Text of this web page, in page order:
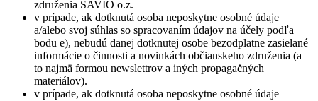
združenia SAVIO o.z.
v prípade, ak dotknutá osoba neposkytne osobné údaje
a/alebo svoj súhlas so spracovaním údajov na účely podľa
bodu e), nebudú danej dotknutej osobe bezodplatne zasielané
informácie o činnosti a novinkách občianskeho združenia (a
to najmä formou newslettrov a iných propagačných
materiálov).
v prípade, ak dotknutá osoba neposkytne osobné údaje